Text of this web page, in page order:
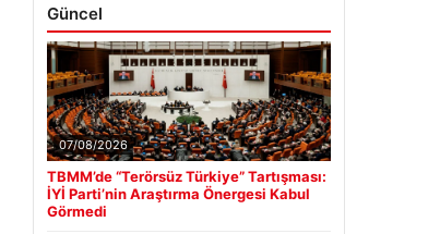
Güncel
07/08/2026
TBMM’de “Terörsüz Türkiye” Tartışması:
İYİ Parti’nin Araştırma Önergesi Kabul
Görmedi